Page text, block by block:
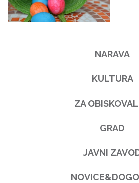
NARAVA
KULTURA
ZA
GRAD
JAVNI